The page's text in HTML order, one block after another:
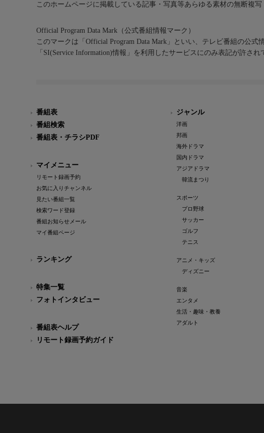
このホームページに掲載している記事・写真等あらゆる素材の無断複写
Official Program Data Mark（公式番組情報マーク）
このマークは「Official Program Data Mark」といい、テレビ番組の公式
「SI(Service Information)情報」を利用したサービスにのみ表記が許され
番組表
番組検索
番組表・チラシPDF
マイメニュー
リモート録画予約
お気に入りチャンネル
見たい番組一覧
検索ワード登録
番組お知らせメール
マイ番組ページ
ランキング
特集一覧
フォトインタビュー
番組表ヘルプ
リモート録画予約ガイド
ジャンル
洋画
邦画
海外ドラマ
国内ドラマ
アジアドラマ
韓流まつり
スポーツ
プロ野球
サッカー
ゴルフ
テニス
アニメ・キッズ
ディズニー
音楽
エンタメ
生活・趣味・教養
アダルト